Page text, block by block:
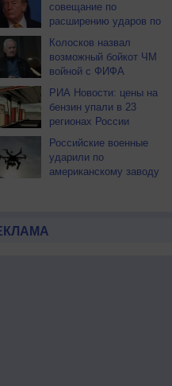
совещание по
расширению ударов по
Ирану
Колосков назвал
возможный бойкот ЧМ
войной с ФИФА
РИА Новости: цены на
бензин упали в 23
регионах России
Российские военные
ударили по
американскому заводу